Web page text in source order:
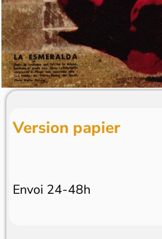
Version papier
Envoi 24-48h